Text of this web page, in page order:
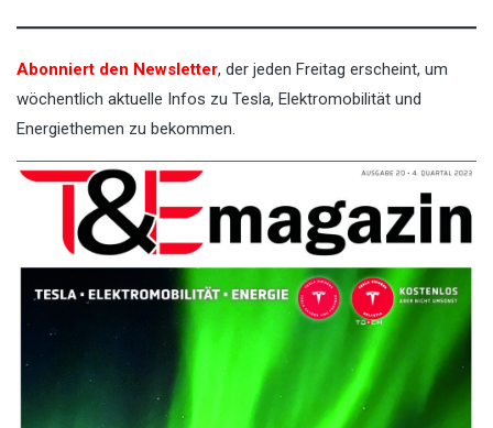
Abonniert den Newsletter, der jeden Freitag erscheint, um
wöchentlich aktuelle Infos zu Tesla, Elektromobilität und
Energiethemen zu bekommen.